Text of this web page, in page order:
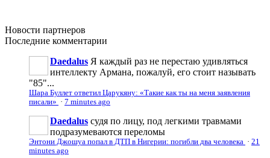
Новости партнеров
Последние комментарии
Daedalus Я каждый раз не перестаю удивляться
интеллекту Армана, пожалуй, его стоит называть
"85"...
Шара Буллет ответил Царукяну: «Такие как ты на меня заявления
писали» · 7 minutes ago
Daedalus судя по лицу, под легкими травмами
подразумеваются переломы
Энтони Джошуа попал в ДТП в Нигерии: погибли два человека · 21
minutes ago